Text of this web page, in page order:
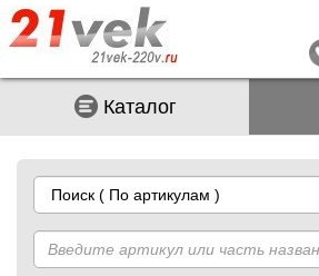
Каталог
Поиск ( По артикулам )